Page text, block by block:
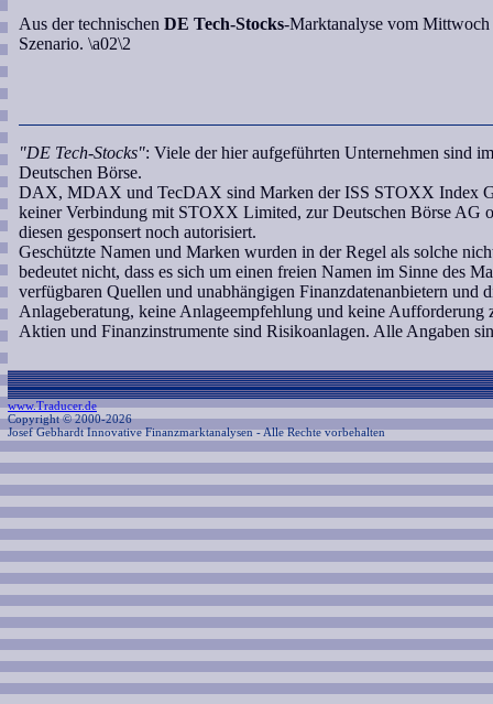
Aus der technischen DE Tech-Stocks-Marktanalyse vom Mittwoch
Szenario. \a02\2
"DE Tech-Stocks": Viele der hier aufgeführten Unternehmen sind
Deutschen Börse.
DAX, MDAX und TecDAX sind Marken der ISS STOXX Index
keiner Verbindung mit STOXX Limited, zur Deutschen Börse AG
diesen gesponsert noch autorisiert.
Geschützte Namen und Marken wurden in der Regel als solche
bedeutet nicht, dass es sich um einen freien Namen im Sinne des
verfügbaren Quellen und unabhängigen Finanzdatenanbietern
Anlageberatung, keine Anlageempfehlung und keine
Aktien und Finanzinstrumente sind Risikoanlagen. Alle Angaben
www.Traducer.de
Copyright © 2000-2026
Josef Gebhardt Innovative Finanzmarktanalysen - Alle Rechte vorbehalten